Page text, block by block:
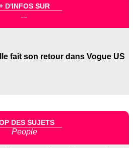
D'INFOS SUR
...
fait son retour dans Vogue US
DES SUJETS
People